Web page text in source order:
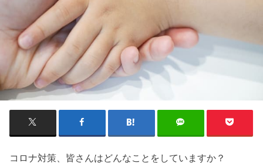
コロナ対策、皆さんはどんなことをしていますか？